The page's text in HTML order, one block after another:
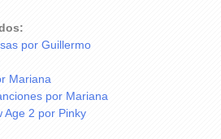
por Guillermo
Mariana
por Mariana
Age 2 por Pinky